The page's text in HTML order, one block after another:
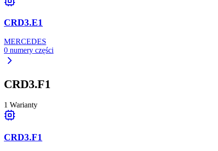
CRD3.E1
MERCEDES
0 numery części
CRD3.F1
1 Warianty
CRD3.F1